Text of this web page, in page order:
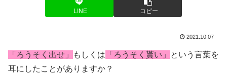
LINE コピー
2021.10.07
「ろうそく出せ」 もしくは 「ろうそく貰い」
という言葉を
耳にしたことがありますか？